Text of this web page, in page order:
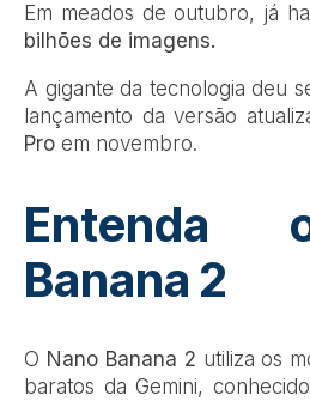
Em meados de outubro, já
bilhões de imagens.
A gigante da tecnologia deu
lançamento da versão
Pro em novembro.
Entenda
Banana 2
O Nano Banana 2 utiliza os
baratos da Gemini,